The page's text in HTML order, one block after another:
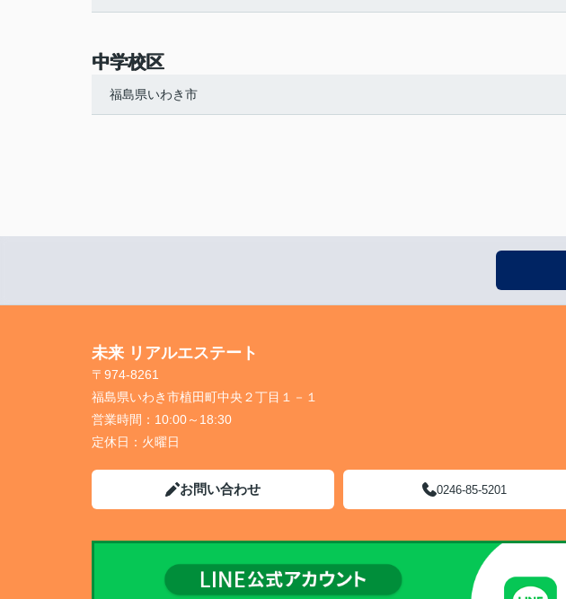
中学校区
福島県いわき市
未来 リアルエステート
〒974-8261
福島県いわき市植田町中央２丁目１－１
営業時間： 10:00～18:30
定休日： 火曜日
お問い合わせ 0246-85-5201